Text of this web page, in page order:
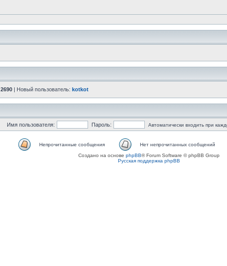
2690 | Новый пользователь: kotkot
Имя пользователя: Пароль: Автоматически входить при
Непрочитанные сообщения Нет непрочитанных сообщений
Создано на основе phpBB® Forum Software © phpBB Group
Русская поддержка phpBB